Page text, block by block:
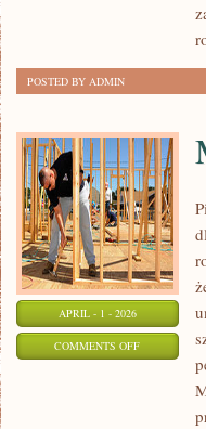
NIETYPOWE
POSTED BY ADMIN
APRIL - 1 - 2026
COMMENTS OFFON